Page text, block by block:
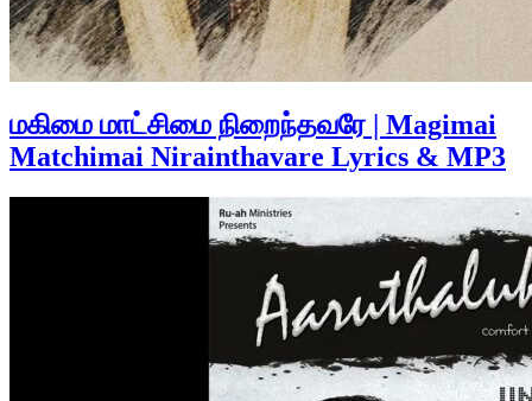
மகிமை மாட்சிமை நிறைந்தவரே | Magimai
Matchimai Nirainthavare Lyrics & MP3